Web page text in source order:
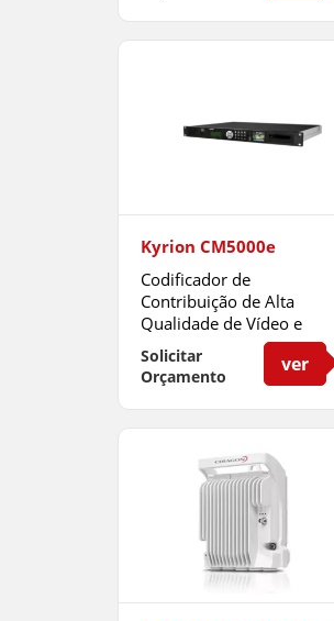
Kyrion CM5000e
Codificador de
Contribuição de Alta
Qualidade de Vídeo e
Latência Ultra-Baixa
Solicitar
Orçamento
ver